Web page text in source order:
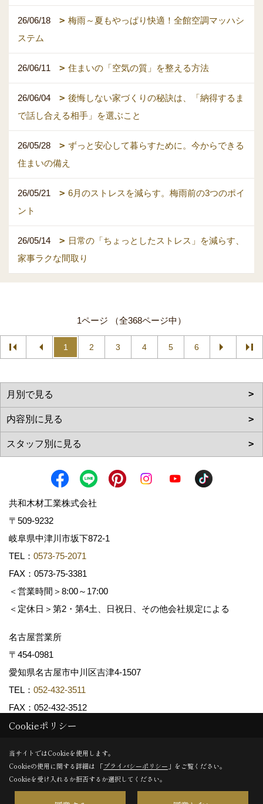
26/06/18
梅雨～夏もやっぱり快適！全館空調マッハシ
ステム
26/06/11 住まいの「空気の質」を整える方法
26/06/04
後悔しない家づくりの秘訣は、「納得するま
で話し合える相手」を選ぶこと
26/05/28
ずっと安心して暮らすために。今からできる
住まいの備え
26/05/21
6月のストレスを減らす。梅雨前の3つのポイ
ント
26/05/14
日常の「ちょっとしたストレス」を減らす、
家事ラクな間取り
1ページ （全368ページ中）
1 2 3 4 5 6
共和木材工業株式会社
〒509-9232
岐阜県中津川市坂下872‐1
TEL： 0573-75-2071
FAX：0573-75-3381
＜営業時間＞8:00～17:00
＜定休日＞第2・第4土、日祝日、その他会社規定による
名古屋営業所
〒454-0981
愛知県名古屋市中川区吉津4-1507
TEL： 052-432-3511
FAX：052-432-3512
Copyright (c) 共和木材工業株式会社. All Rights Reserved.
Produced byゴデスクリエイト
Cookieポリシー
当サイトではCookieを使用します。
Cookieの使用に関する詳細は 「プライバシーポリシー 」をご覧ください。
Cookieを受け入れるか拒否するか選択してください。